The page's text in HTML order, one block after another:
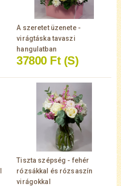
A szeretet üzenete -
virágtáska tavaszi
hangulatban
37800 Ft (S)
Tiszta szépség - fehér
rózsákkal és rózsaszín
virágokkal